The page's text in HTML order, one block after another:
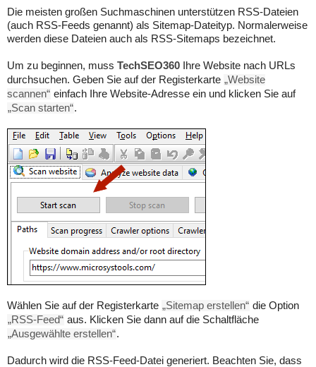
Die meisten großen Suchmaschinen unterstützen RSS-Dateien
(auch RSS-Feeds genannt) als Sitemap-Dateityp. Normalerweise
werden diese Dateien auch als RSS-Sitemaps bezeichnet.
Um zu beginnen, muss TechSEO360 Ihre Website nach URLs
durchsuchen. Geben Sie auf der Registerkarte „Website
scannen“ einfach Ihre Website-Adresse ein und klicken Sie auf
„Scan starten“.
Wählen Sie auf der Registerkarte „Sitemap erstellen“ die Option
„RSS-Feed“ aus. Klicken Sie dann auf die Schaltfläche
„Ausgewählte erstellen“.
Dadurch wird die RSS-Feed-Datei generiert. Beachten Sie, dass